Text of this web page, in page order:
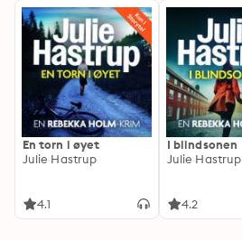
En torn i øyet
Julie Hastrup
4.1
I blindsonen
Julie Hastrup
4.2